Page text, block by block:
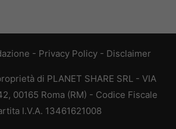
- Privacy Policy - Disclaimer
di PLANET SHARE SRL - VIA
00165 Roma (RM) - Codice Fiscale
I.V.A. 13461621008